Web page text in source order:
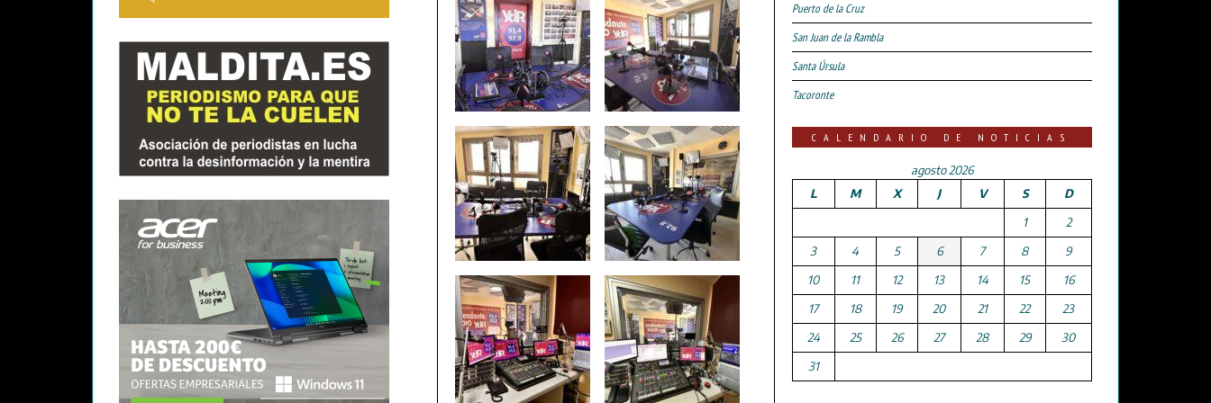
Puerto de la Cruz
San Juan de la Rambla
Santa Úrsula
Tacoronte
CALENDARIO DE NOTICIAS
agosto 2026
L
M X J V S
D
1
2
3
4 5 6 7 8
9
10
11 12 13 14 15
16
17
18 19 20 21 22
23
24
25 26 27 28 29
30
31